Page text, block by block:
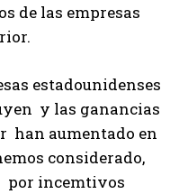
de las empresas
estadounidenses
y las ganancias
han aumentado en
considerado,
por incemtivos